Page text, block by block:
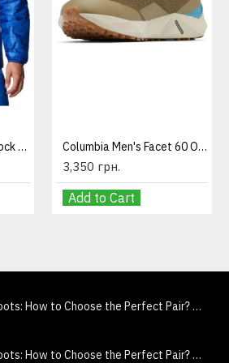
Columbia Men's Arch Rock II Hooded Jacket Blue Columbia Men's Facet 60 OutDry Walking Shoes Olive Black
3,350 грн.
Add to Cart
Men's Trekking Boots: How to Choose the Perfect Pair? Tips & Review of Columbia, Keen, Merrell | Jeansok
Men's Trekking Boots: How to Choose the Perfect Pair? Tips & Review of Columbia, Keen, Merrell | Jeansok